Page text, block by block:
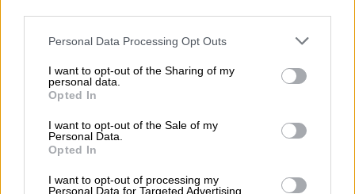
Please note that this website/app uses one or more Google
not limited to your visit or usage behaviour. You may click to
grant or deny consent to Google and its third-party tags to
use your data for below specified purposes in below Google
consent section.
Personal Data Processing Opt Outs
I want to opt-out of the Sharing of my
personal data.
Opted In
I want to opt-out of the Sale of my
Personal Data.
Opted In
I want to opt-out of processing my
Personal Data for Targeted Advertising.
Αθλητισμός |22.05.2019 23:41
Καταγγελία Κούγια για Μελισσανίδη:
«Με απείλησε λόγω Κομίνη»
Με προσωπική του δήλωση, ο